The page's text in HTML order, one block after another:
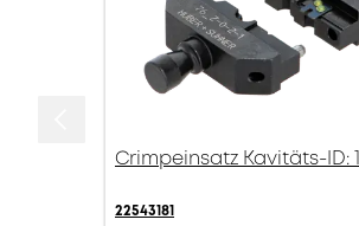
Crimpeinsatz Kavitäts-ID:
22543181